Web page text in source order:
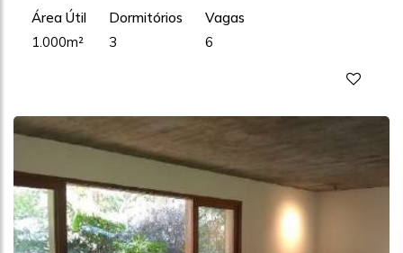
Área Útil
1.000m²
Dormitórios
3
Vagas
6